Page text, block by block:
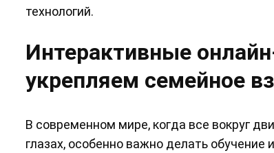
технологий.
Интерактивные
укрепляем семейное
В современном мире, когда все вокруг
глазах, особенно важно делать